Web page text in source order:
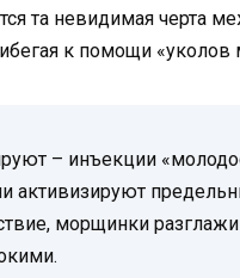
та невидимая черта
к помощи
– инъекции
активизируют
морщинки